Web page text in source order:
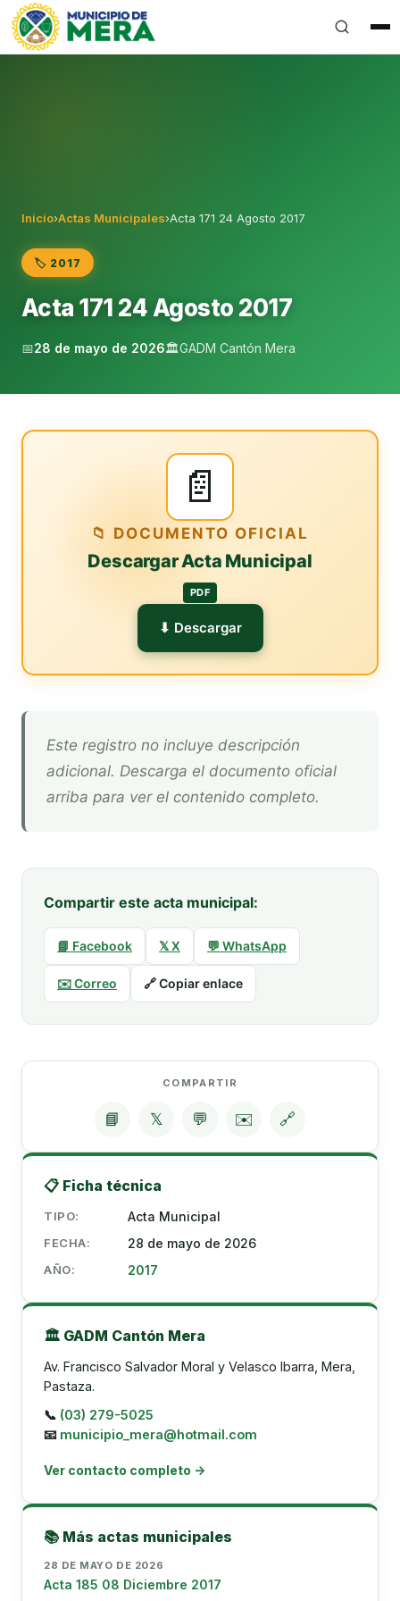
Gobierno Autónomo Descentralizado Municipal del
Inicio›Actas Municipales›Acta 171 24 Agosto 2017
🏷️ 2017
Acta 171 24 Agosto 2017
📅28 de mayo de 2026🏛️GADM Cantón Mera
📄
📁 DOCUMENTO OFICIAL
Descargar Acta Municipal
PDF
⬇ Descargar
Este registro no incluye descripción
adicional. Descarga el documento oficial
arriba para ver el contenido completo.
Compartir este acta municipal:
📘 Facebook 𝕏 X 💬 WhatsApp
✉️ Correo 🔗 Copiar enlace
COMPARTIR
📘 𝕏 💬 ✉️ 🔗
📋 Ficha técnica
TIPO: Acta Municipal
FECHA: 28 de mayo de 2026
AÑO: 2017
🏛️ GADM Cantón Mera
Av. Francisco Salvador Moral y Velasco Ibarra, Mera,
Pastaza.
📞 (03) 279-5025
📧 municipio_mera@hotmail.com
Ver contacto completo →
📚 Más actas municipales
28 DE MAYO DE 2026
Acta 185 08 Diciembre 2017